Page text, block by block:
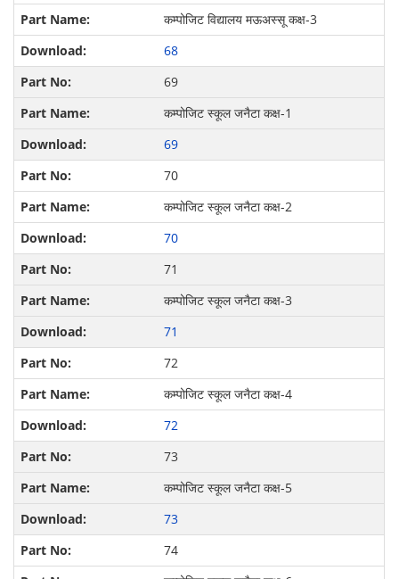
कम्पोजिट विद्यालय मऊअस्सू कक्ष-3
68
69
कम्पोजिट स्कूल जनैटा कक्ष-1
69
70
कम्पोजिट स्कूल जनैटा कक्ष-2
70
71
कम्पोजिट स्कूल जनैटा कक्ष-3
71
72
कम्पोजिट स्कूल जनैटा कक्ष-4
72
73
कम्पोजिट स्कूल जनैटा कक्ष-5
73
74